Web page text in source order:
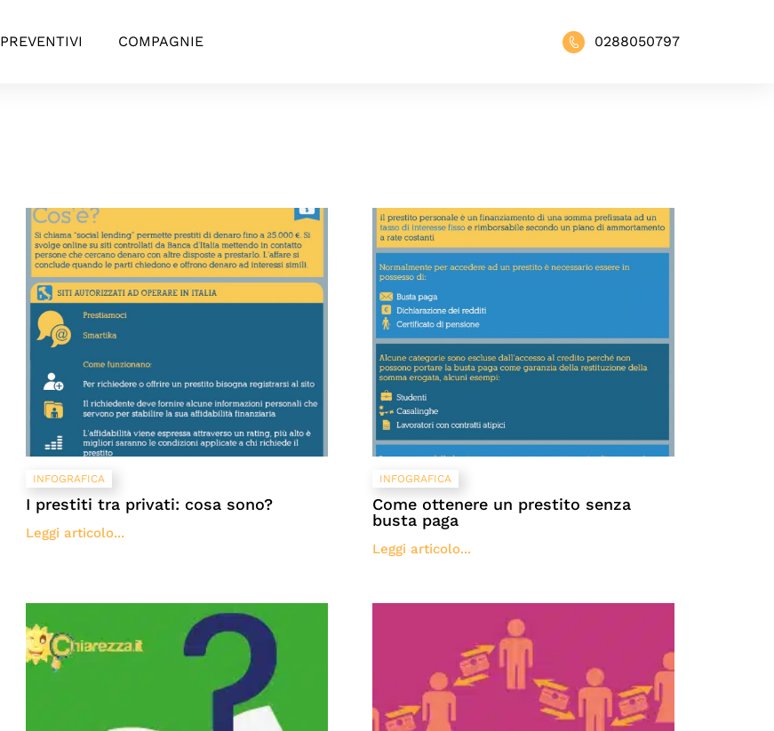
PREVENTIVI COMPAGNIE 0288050797
INFOGRAFICA
I prestiti tra privati: cosa sono?
Leggi articolo...
INFOGRAFICA
Come ottenere un prestito senza
busta paga
Leggi articolo...